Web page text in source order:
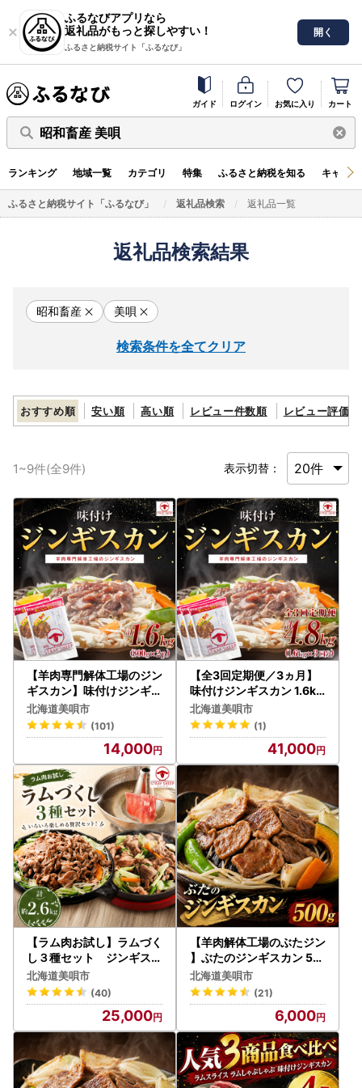
ふるなびアプリなら
返礼品がもっと探しやすい！
ふるさと納税サイト「ふるなび」
開く
ガイド ログイン お気に入り カート
昭和畜産 美唄
ランキング 地域一覧 カテゴリ 特集 ふるさと納税を知る キャン
ふるさと納税サイト「ふるなび」 返礼品検索 返礼品一覧
返礼品検索結果
昭和畜産 美唄
検索条件を全てクリア
おすすめ順 安い順 高い順 レビュー件数順 レビュー評価順
1~9件(全9件) 表示切替：
【羊肉専門解体工場のジン
ギスカン】味付けジンギス
カン 1.6kg(800g×2p入
り)
北海道美唄市
(101)
14,000
【全3回定期便／3ヵ月】
味付けジンギスカン 1.6kg
800g×2パック【羊肉専
門解体工場のジンギスカン
】
北海道美唄市
(1)
41,000
【ラム肉お試し】ラムづく
し３種セット ジンギスカ
ン 味付け ｜ジンギスカ
ン
北海道美唄市
(40)
25,000
【羊肉解体工場のぶたジン
】ぶたのジンギスカン 50
0g
北海道美唄市
(21)
6,000